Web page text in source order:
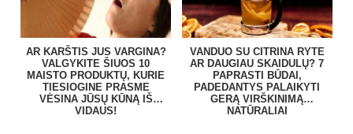
AR KARŠTIS JUS VARGINA?
VALGYKITE ŠIUOS 10
MAISTO PRODUKTŲ, KURIE
TIESIOGINE PRASME
VĖSINA JŪSŲ KŪNĄ IŠ
VIDAUS!
VANDUO SU CITRINA RYTE
AR DAUGIAU SKAIDULŲ? 7
PAPRASTI BŪDAI,
PADEDANTYS PALAIKYTI
GERĄ VIRŠKINIMĄ
NATŪRALIAI